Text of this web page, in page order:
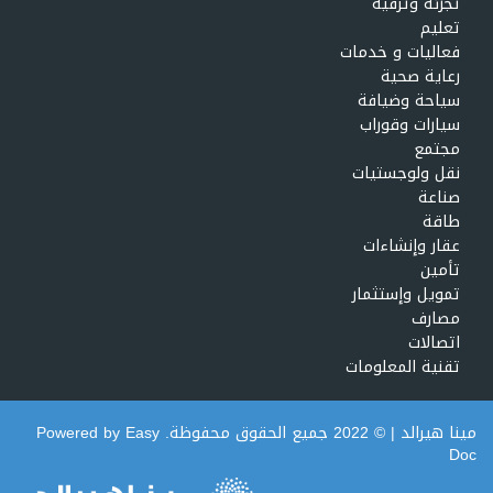
تعليم
فعاليات و خدمات
رعاية صحية
سياحة وضيافة
سيارات وقوراب
مجتمع
نقل ولوجستيات
صناعة
طاقة
عقار وإنشاءات
تأمين
تمويل وإستثمار
مصارف
اتصالات
تقنية المعلومات
مينا هيرالد| © 2022 جميع الحقوق محفوظة. Powered by Easy
Doc